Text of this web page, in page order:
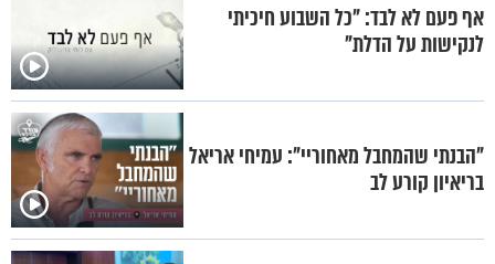
אף פעם לא לבד: "כל השבוע חיכיתי
לנקישות על הדלת"
"הבנתי שהמחבל מאחוריי": עמיחי אריאל
בריאיון קורע לב